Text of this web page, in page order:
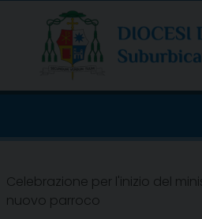
content
Celebrazione per l'inizio del
nuovo parroco